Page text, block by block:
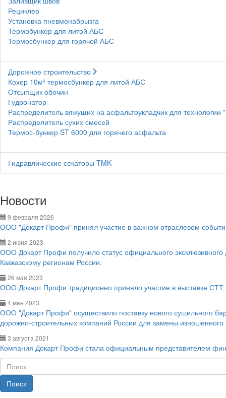
Рециклер
Установка пневмонабрызга
Термобункер для литой АБС
Термосбункер для горячей АБС
Дорожное строительство
Кохер 10м³ термосбункер для литой АБС
Отсыпщик обочин
Гудронатор
Распределитель вяжущих на асфальтоукладчик для технологии
Распределитель сухих смесей
Термос-бункер ST 6000 для горячего асфальта
Гидравлические секаторы TMK
Новости
9 февраля 2026
ООО "Докарт Профи" принял участие в важном отраслевом
2 июня 2023
ООО Докарт Профи получило статус официального
Кавказскому регионам России.
26 мая 2023
ООО Докарт Профи традиционно приняло участие в выставке СТТ
4 мая 2023
ООО "Докарт Профи" осуществило поставку нового сушильного
дорожно-строительных компаний России для замены
3 августа 2021
Компания Докарт Профи стала официальным представителем
Поиск